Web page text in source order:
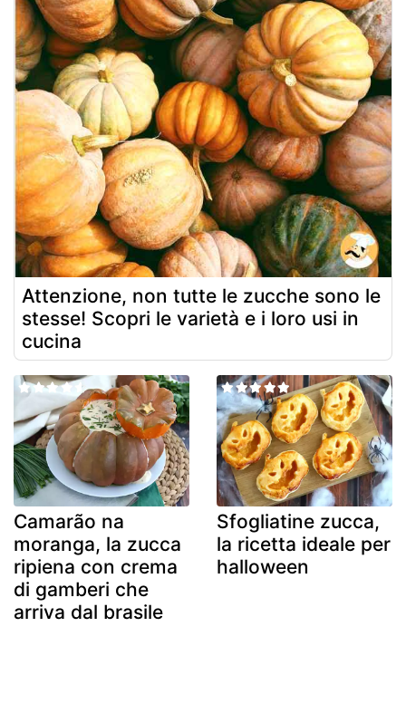
Attenzione, non tutte le zucche sono le
stesse! Scopri le varietà e i loro usi in
cucina
Camarão na
moranga, la zucca
ripiena con crema
di gamberi che
arriva dal brasile
Sfogliatine zucca,
la ricetta ideale per
halloween